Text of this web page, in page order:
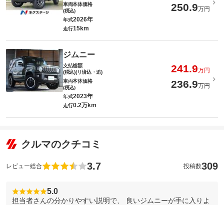
車両本体価格
(税込)
250.9万円
年式2026年
走行15km
ジムニー
支払総額
(税込)(リ済込・追)
241.9万円
車両本体価格
(税込)
236.9万円
年式2023年
走行0.2万km
クルマのクチコミ
レビュー総合 3.7 投稿数309
5.0
担当者さんの分かりやすい説明で、 良いジムニーが手に入りよ